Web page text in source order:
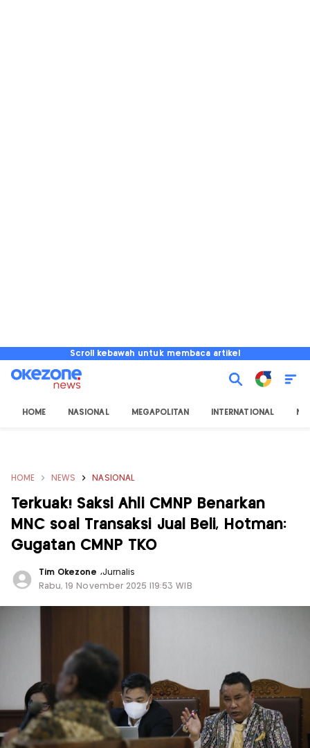
Scroll kebawah untuk membaca artikel
HOME NASIONAL MEGAPOLITAN INTERNATIONAL
HOME NEWS NASIONAL
Terkuak! Saksi Ahli CMNP Benarkan
MNC soal Transaksi Jual Beli, Hotman:
Gugatan CMNP TKO
Tim Okezone ,Jurnalis
Rabu, 19 November 2025 |19:53 WIB